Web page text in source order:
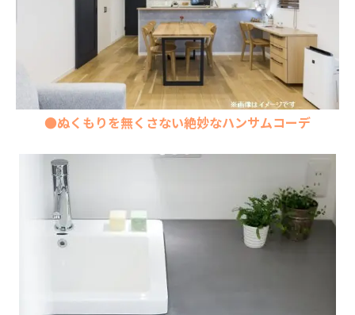
●ぬくもりを無くさない絶妙なハンサムコーデ